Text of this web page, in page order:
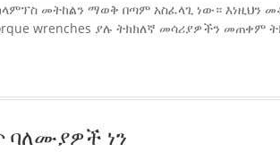
መትከልን ማወቅ በጣም አስፈላጊ ነው። እነዚህን
wrenches ያሉ ትክክለኛ መሳሪያዎችን መጠቀም
ባለሙያዎች ነን